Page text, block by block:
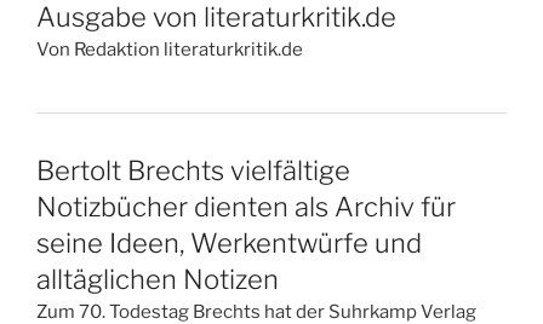
Ausgabe von literaturkritik.de
Von Redaktion literaturkritik.de
Bertolt Brechts vielfältige
Notizbücher dienten als Archiv für
seine Ideen, Werkentwürfe und
alltäglichen Notizen
Zum 70. Todestag Brechts hat der Suhrkamp Verlag